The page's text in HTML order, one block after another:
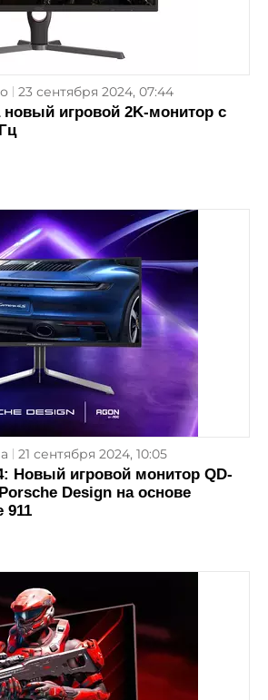
23 сентября 2024, 07:44
игровой 2K-монитор с
21 сентября 2024, 10:05
Новый игровой монитор QD-
Design на основе
911